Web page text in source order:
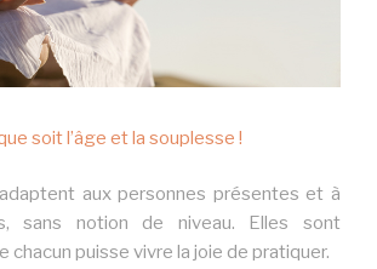
soit l’âge et la souplesse !
aux personnes présentes et à
sans notion de niveau. Elles sont
chacun puisse vivre la joie de pratiquer.